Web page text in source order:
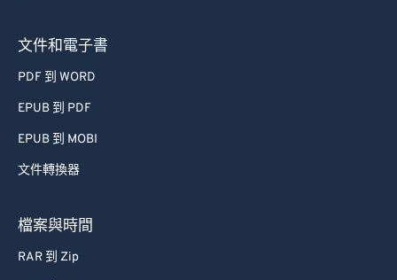
文件和電子書
PDF 到 WORD
EPUB 到 PDF
EPUB 到 MOBI
文件轉換器
檔案與時間
RAR 到 Zip